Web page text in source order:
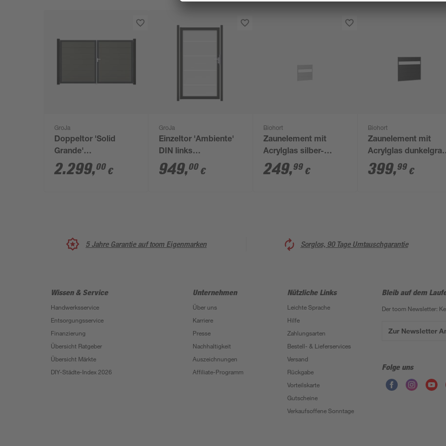
GroJa
Doppeltor 'Solid
Grande'
BPC/Aluminium DIN
rechts grau/anthrazit
2.299,00 €
GroJa
Einzeltor 'Ambiente'
DIN links
Streifen/anthrazit 100
x 180 cm
949,00 €
Biohort
Zaunelement mit
Acrylglas silber-
metallic 100 x 90 cm
249,99 €
Biohort
Zaunelement mit
Acrylglas
metallic 150 x 135 cm
399,99 €
5 Jahre Garantie auf toom Eigenmarken Sorglos, 90 Tage Umtauschgarantie
Wissen & Service
Handwerksservice
Entsorgungsservice
Finanzierung
Übersicht Ratgeber
Übersicht Märkte
DIY-Städte-Index 2026
Unternehmen
Über uns
Karriere
Presse
Nachhaltigkeit
Auszeichnungen
Affiliate-Programm
Nützliche Links
Leichte Sprache
Hilfe
Zahlungsarten
Bestell- & Lieferservices
Versand
Rückgabe
Vorteilskarte
Gutscheine
Verkaufsoffene Sonntage
Bleib auf dem
Der toom Newsletter:
Zur Newsletter
Folge uns